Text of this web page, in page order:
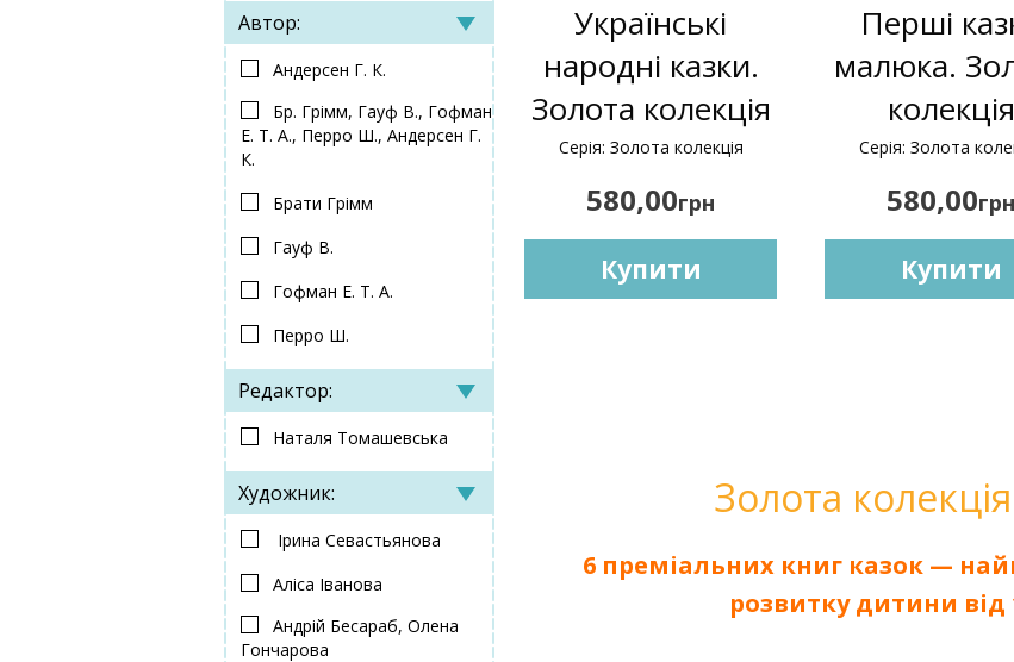
Автор:
Андерсен Г. К.
Бр. Грімм, Гауф В., Гофман
Е. Т. А., Перро Ш., Андерсен Г.
К.
Брати Грімм
Гауф В.
Гофман Е. Т. А.
Перро Ш.
Редактор:
Наталя Томашевська
Художник:
Ірина Севастьянова
Аліса Іванова
Андрій Бесараб, Олена
Гончарова
Українські
народні казки.
Золота колекція
Серія: Золота колекція
580,00грн
Купити
Перші
малюка.
колекція
Серія: Золота
580,00грн
Купити
Золота
6 преміальних книг казок —
розвитку дитини від